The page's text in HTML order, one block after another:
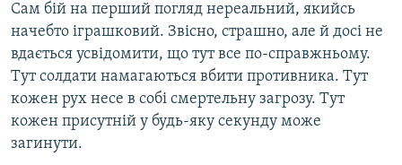
Сам бій на перший погляд нереальний, якийсь
начебто іграшковий. Звісно, страшно, але й досі не
вдається усвідомити, що тут все по-справжньому.
Тут солдати намагаються вбити противника. Тут
кожен рух несе в собі смертельну загрозу. Тут
кожен присутній у будь-яку секунду може
загинути.